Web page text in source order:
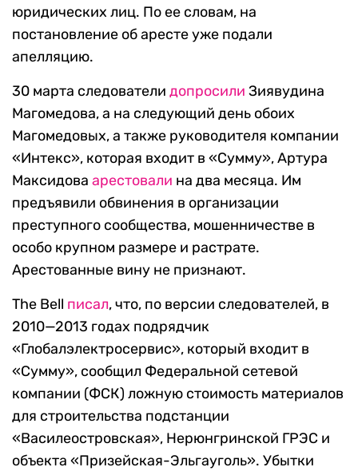
юридических лиц. По ее словам, на
постановление об аресте уже подали
апелляцию.
30 марта следователи допросили Зиявудина
Магомедова, а на следующий день обоих
Магомедовых, а также руководителя компании
«Интекс», которая входит в «Сумму», Артура
Максидова арестовали на два месяца. Им
предъявили обвинения в организации
преступного сообщества, мошенничестве в
особо крупном размере и растрате.
Арестованные вину не признают.
The Bell писал, что, по версии следователей, в
2010—2013 годах подрядчик
«Глобалэлектросервис», который входит в
«Сумму», сообщил Федеральной сетевой
компании (ФСК) ложную стоимость материалов
для строительства подстанции
«Василеостровская», Нерюнгринской ГРЭС и
объекта «Призейская-Эльгауголь». Убытки